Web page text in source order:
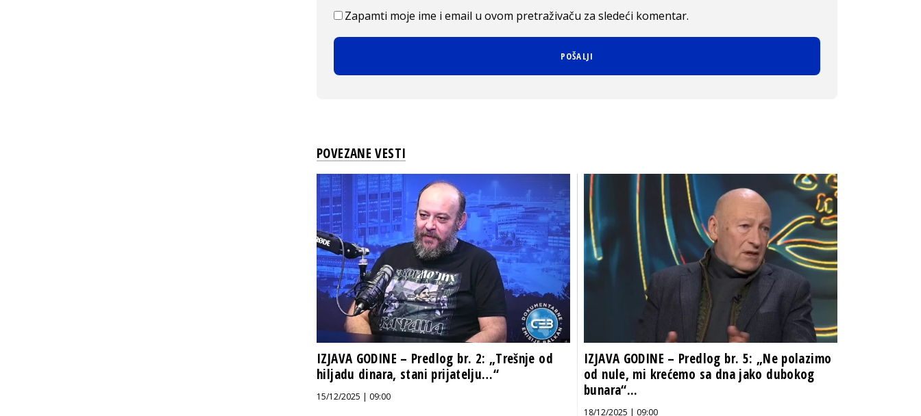
Zapamti moje ime i email u ovom pretraživaču za sledeći komentar.
POVEZANE VESTI
IZJAVA GODINE – Predlog br. 2: „Trešnje od
hiljadu dinara, stani prijatelju…“
15/12/2025 | 09:00
IZJAVA GODINE – Predlog br. 5: „Ne polazimo
od nule, mi krećemo sa dna jako dubokog
bunara“...
18/12/2025 | 09:00